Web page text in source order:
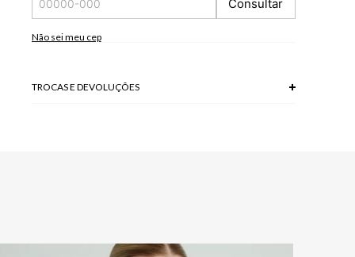
tela/monitor.
Consultar
Não sei meu cep
TROCAS E DEVOLUÇÕES